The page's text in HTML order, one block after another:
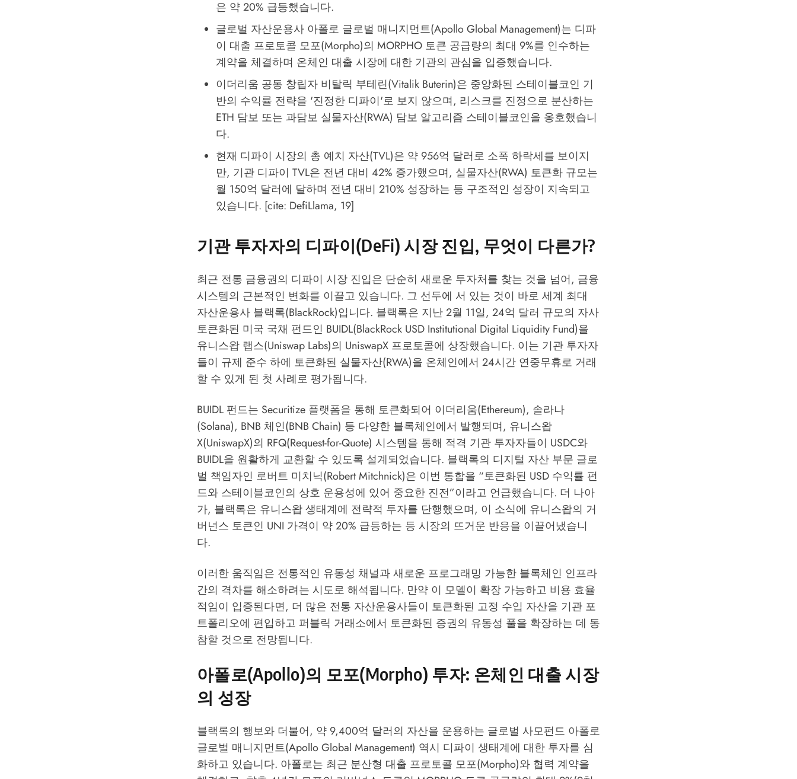
은 약 20% 급등했습니다.
글로벌 자산운용사 아폴로 글로벌 매니지먼트(Apollo Global Management)는 디파
이 대출 프로토콜 모포(Morpho)의 MORPHO 토큰 공급량의 최대 9%를 인수하는
계약을 체결하며 온체인 대출 시장에 대한 기관의 관심을 입증했습니다.
이더리움 공동 창립자 비탈릭 부테린(Vitalik Buterin)은 중앙화된 스테이블코인 기
반의 수익률 전략을 '진정한 디파이'로 보지 않으며, 리스크를 진정으로 분산하는
ETH 담보 또는 과담보 실물자산(RWA) 담보 알고리즘 스테이블코인을 옹호했습니
다.
현재 디파이 시장의 총 예치 자산(TVL)은 약 956억 달러로 소폭 하락세를 보이지
만, 기관 디파이 TVL은 전년 대비 42% 증가했으며, 실물자산(RWA) 토큰화 규모는
월 150억 달러에 달하며 전년 대비 210% 성장하는 등 구조적인 성장이 지속되고
있습니다. [cite: DefiLlama, 19]
기관 투자자의 디파이(DeFi) 시장 진입, 무엇이 다른가?
최근 전통 금융권의 디파이 시장 진입은 단순히 새로운 투자처를 찾는 것을 넘어, 금융
시스템의 근본적인 변화를 이끌고 있습니다. 그 선두에 서 있는 것이 바로 세계 최대
자산운용사 블랙록(BlackRock)입니다. 블랙록은 지난 2월 11일, 24억 달러 규모의 자사
토큰화된 미국 국채 펀드인 BUIDL(BlackRock USD Institutional Digital Liquidity Fund)을
유니스왑 랩스(Uniswap Labs)의 UniswapX 프로토콜에 상장했습니다. 이는 기관 투자자
들이 규제 준수 하에 토큰화된 실물자산(RWA)을 온체인에서 24시간 연중무휴로 거래
할 수 있게 된 첫 사례로 평가됩니다.
BUIDL 펀드는 Securitize 플랫폼을 통해 토큰화되어 이더리움(Ethereum), 솔라나
(Solana), BNB 체인(BNB Chain) 등 다양한 블록체인에서 발행되며, 유니스왑
X(UniswapX)의 RFQ(Request-for-Quote) 시스템을 통해 적격 기관 투자자들이 USDC와
BUIDL을 원활하게 교환할 수 있도록 설계되었습니다. 블랙록의 디지털 자산 부문 글로
벌 책임자인 로버트 미치닉(Robert Mitchnick)은 이번 통합을 “토큰화된 USD 수익률 펀
드와 스테이블코인의 상호 운용성에 있어 중요한 진전”이라고 언급했습니다. 더 나아
가, 블랙록은 유니스왑 생태계에 전략적 투자를 단행했으며, 이 소식에 유니스왑의 거
버넌스 토큰인 UNI 가격이 약 20% 급등하는 등 시장의 뜨거운 반응을 이끌어냈습니
다.
이러한 움직임은 전통적인 유동성 채널과 새로운 프로그래밍 가능한 블록체인 인프라
간의 격차를 해소하려는 시도로 해석됩니다. 만약 이 모델이 확장 가능하고 비용 효율
적임이 입증된다면, 더 많은 전통 자산운용사들이 토큰화된 고정 수입 자산을 기관 포
트폴리오에 편입하고 퍼블릭 거래소에서 토큰화된 증권의 유동성 풀을 확장하는 데 동
참할 것으로 전망됩니다.
아폴로(Apollo)의 모포(Morpho) 투자: 온체인 대출 시장
의 성장
블랙록의 행보와 더불어, 약 9,400억 달러의 자산을 운용하는 글로벌 사모펀드 아폴로
글로벌 매니지먼트(Apollo Global Management) 역시 디파이 생태계에 대한 투자를 심
화하고 있습니다. 아폴로는 최근 분산형 대출 프로토콜 모포(Morpho)와 협력 계약을